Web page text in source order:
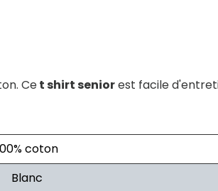
Cet shirt seniorest facile
coton
Blanc